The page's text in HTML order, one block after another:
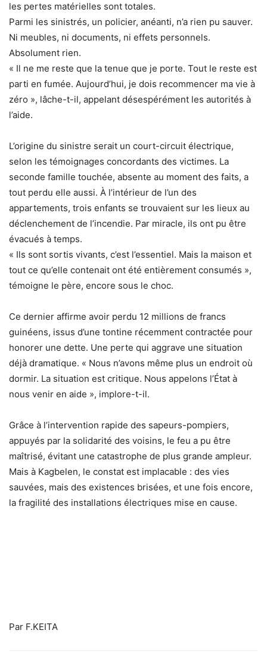
les pertes matérielles sont totales.
Parmi les sinistrés, un policier, anéanti, n’a rien pu sauver.
Ni meubles, ni documents, ni effets personnels.
Absolument rien.
« Il ne me reste que la tenue que je porte. Tout le reste est
parti en fumée. Aujourd’hui, je dois recommencer ma vie à
zéro », lâche-t-il, appelant désespérément les autorités à
l’aide.
L’origine du sinistre serait un court-circuit électrique,
selon les témoignages concordants des victimes. La
seconde famille touchée, absente au moment des faits, a
tout perdu elle aussi. À l’intérieur de l’un des
appartements, trois enfants se trouvaient sur les lieux au
déclenchement de l’incendie. Par miracle, ils ont pu être
évacués à temps.
« Ils sont sortis vivants, c’est l’essentiel. Mais la maison et
tout ce qu’elle contenait ont été entièrement consumés »,
témoigne le père, encore sous le choc.
Ce dernier affirme avoir perdu 12 millions de francs
guinéens, issus d’une tontine récemment contractée pour
honorer une dette. Une perte qui aggrave une situation
déjà dramatique. « Nous n’avons même plus un endroit où
dormir. La situation est critique. Nous appelons l’État à
nous venir en aide », implore-t-il.
Grâce à l’intervention rapide des sapeurs-pompiers,
appuyés par la solidarité des voisins, le feu a pu être
maîtrisé, évitant une catastrophe de plus grande ampleur.
Mais à Kagbelen, le constat est implacable : des vies
sauvées, mais des existences brisées, et une fois encore,
la fragilité des installations électriques mise en cause.
Par F.KEITA